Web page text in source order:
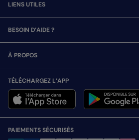
LIENS UTILES
BESOIN D’AIDE ?
À PROPOS
TÉLÉCHARGEZ L’APP
PAIEMENTS SÉCURISÉS